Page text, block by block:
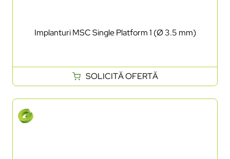
Implanturi MSC Single Platform 1 (Ø 3.5 mm)
SOLICITĂ OFERTĂ